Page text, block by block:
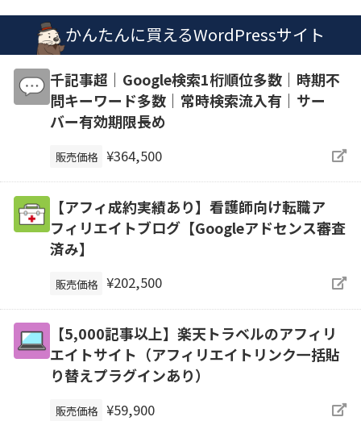
かんたんに買えるWordPressサイト
千記事超｜Google検索1桁順位多数｜時期不
問キーワード多数｜常時検索流入有｜サー
バー有効期限長め
販売価格 ¥364,500
【アフィ成約実績あり】看護師向け転職ア
フィリエイトブログ【Googleアドセンス審査
済み】
販売価格 ¥202,500
【5,000記事以上】楽天トラベルのアフィリ
エイトサイト（アフィリエイトリンク一括貼
り替えプラグインあり）
販売価格 ¥59,900